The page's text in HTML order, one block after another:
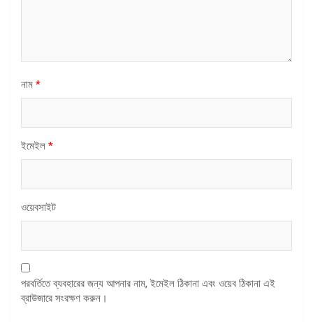
নাম *
ইমেইল *
ওয়েবসাইট
পরবর্তিতে ব্যবহারের জন্য আপনার নাম, ইমেইল ঠিকানা এবং ওয়েব ঠিকানা এই
ব্রাউজারে সংরক্ষণ করুন।